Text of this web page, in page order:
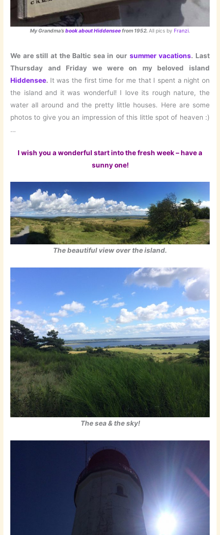
My Grandma’sbook about Hiddenseefrom 1952. All pics by Franzi
We are still at the Baltic sea in our summer vacations. Last
Thursday and Friday we were on my beloved island
Hiddensee. It was the first time for me that I spent a night on
the island and it was wonderful! I love its rough nature, the
water all around and the pretty little houses. Here are some
photos to give you an impression of this little spot of heaven :)
…
I wish you a wonderful start into the fresh week – have a
sunny one!
The beautiful view over the island.
The sea & the sky!